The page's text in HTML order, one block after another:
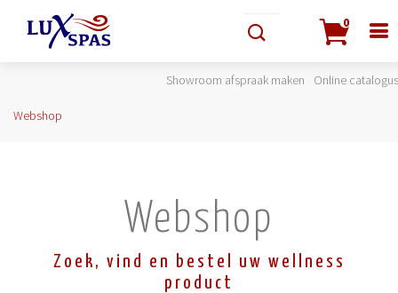
0
Showroom afspraak maken Online catalogus
Webshop
Webshop
Zoek, vind en bestel uw wellness
product